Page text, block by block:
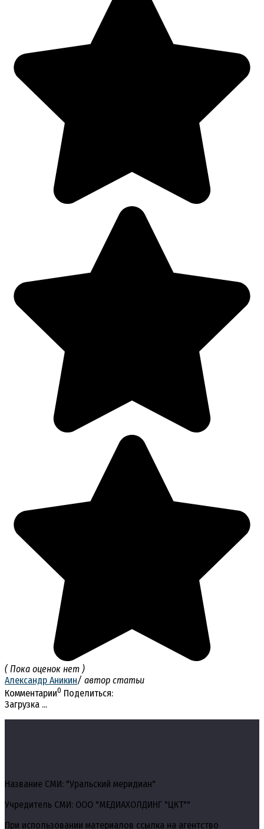
( Пока оценок нет )
Александр Аникин/ автор статьи
Комментарии0 Поделиться:
Загрузка ...
Название СМИ: "Уральский меридиан"
Учредитель СМИ: ООО "МЕДИАХОЛДИНГ "ЦКТ""
При использовании материалов ссылка на агентство